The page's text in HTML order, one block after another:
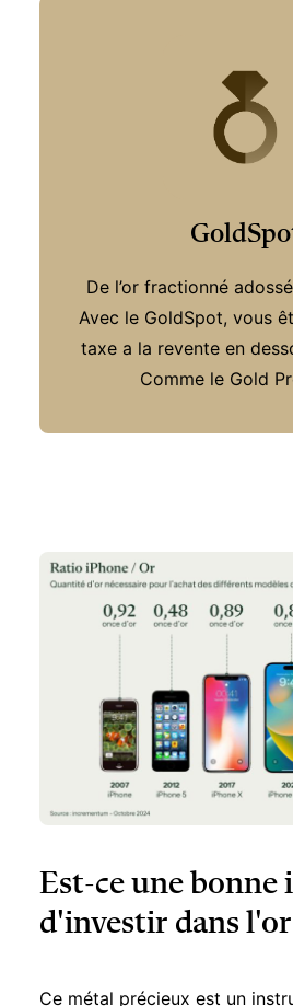
De l’or fractionné
Avec le GoldSpot, vous
taxe a la revente en
Comme le Gold
Est-ce une bonne
d'investir dans l'or
Ce métal précieux est un